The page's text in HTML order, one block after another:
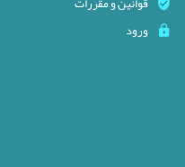
ورود